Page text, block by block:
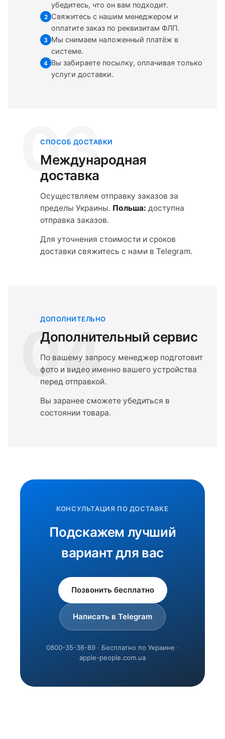
убедитесь, что он вам подходит.
2 Свяжитесь с нашим менеджером и
оплатите заказ по реквизитам ФЛП.
3 Мы снимаем наложенный платёж в
системе.
4 Вы забираете посылку, оплачивая только
услуги доставки.
03
СПОСОБ ДОСТАВКИ
Международная
доставка
Осуществляем отправку заказов за
пределы Украины. Польша: доступна
отправка заказов.
Для уточнения стоимости и сроков
доставки свяжитесь с нами в Telegram.
04
ДОПОЛНИТЕЛЬНО
Дополнительный сервис
По вашему запросу менеджер подготовит
фото и видео именно вашего устройства
перед отправкой.
Вы заранее сможете убедиться в
состоянии товара.
КОНСУЛЬТАЦИЯ ПО ДОСТАВКЕ
Подскажем лучший
вариант для вас
Позвонить бесплатно
Написать в Telegram
0800-35-36-89 · Бесплатно по Украине ·
apple-people.com.ua